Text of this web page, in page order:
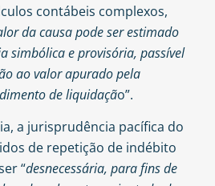
contábeis complexos,
da causa pode ser estimado
simbólica e provisória, passível
ao valor apurado pela
de liquidação”.
a jurisprudência pacífica do
de repetição de indébito
“desnecessária, para fins de